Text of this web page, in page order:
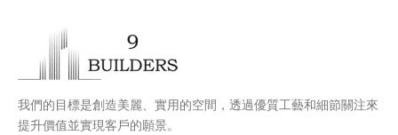
我們的目標是創造美麗、實用的空間，透過優質工藝和細節關注來
提升價值並實現客戶的願景。